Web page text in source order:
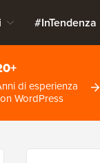
#InTendenza
di esperienza
WordPress